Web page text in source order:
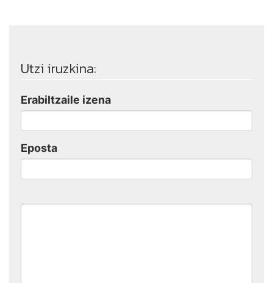
Utzi iruzkina:
Erabiltzaile izena
Eposta